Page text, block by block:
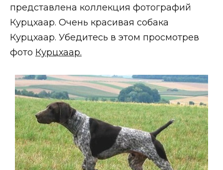
представлена коллекция фотографий
Курцхаар. Очень красивая собака
Курцхаар. Убедитесь в этом просмотрев
фото Курцхаар.